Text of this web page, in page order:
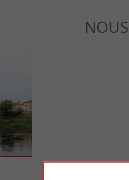
La Bataille de Castillon :